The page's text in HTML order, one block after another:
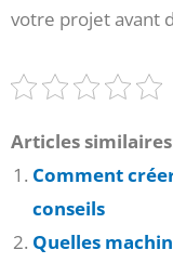
votre projet avant
Articles
Comment
conseils
Quelles